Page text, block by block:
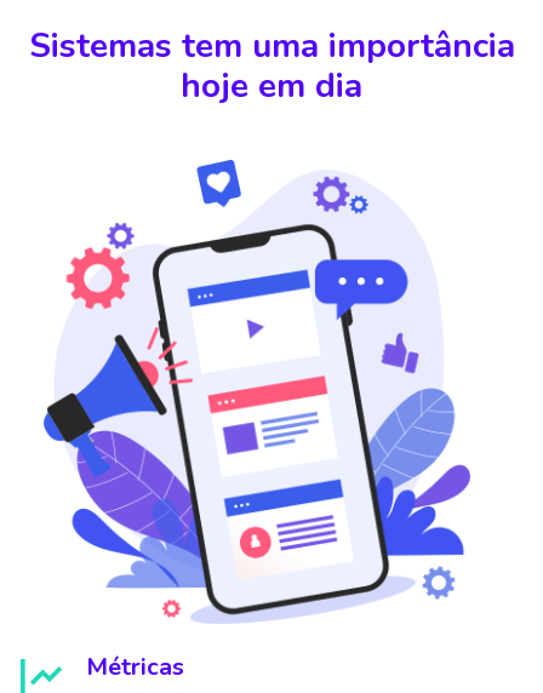
Sistemas tem uma importância
hoje em dia
Métricas